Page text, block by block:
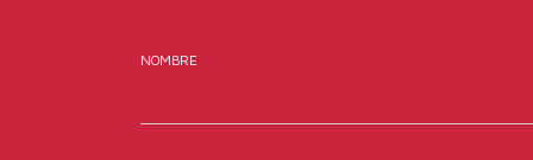
NOMBRE